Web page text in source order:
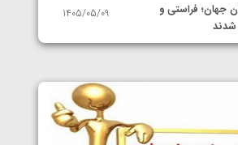
جهان؛ فراستی و
شدند
1405/05/09
شدند
1405/05/07